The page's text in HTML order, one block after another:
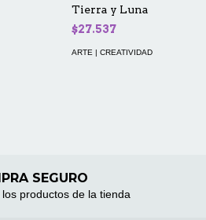
Tierra y Luna
$27.537
ARTE | CREATIVIDAD
SEGURO
los productos de la tienda